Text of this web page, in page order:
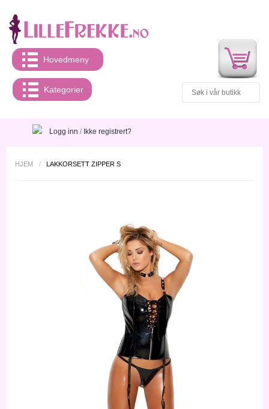
Hovedmeny
Kategorier
Logg inn / Ikke registrert?
HJEM / LAKKORSETT ZIPPER S